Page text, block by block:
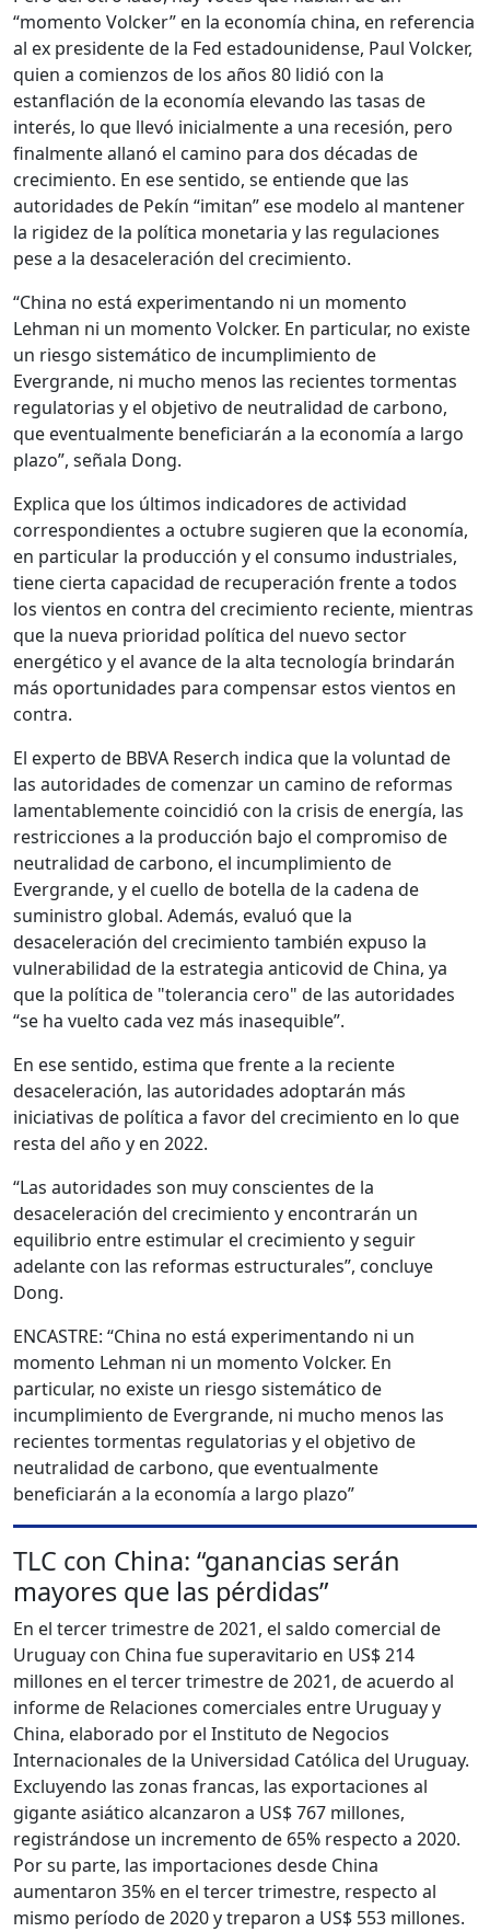
“momento Volcker” en la economía china, en referencia
al ex presidente de la Fed estadounidense, Paul Volcker,
quien a comienzos de los años 80 lidió con la
estanflación de la economía elevando las tasas de
interés, lo que llevó inicialmente a una recesión, pero
finalmente allanó el camino para dos décadas de
crecimiento. En ese sentido, se entiende que las
autoridades de Pekín “imitan” ese modelo al mantener
la rigidez de la política monetaria y las regulaciones
pese a la desaceleración del crecimiento.
“China no está experimentando ni un momento
Lehman ni un momento Volcker. En particular, no existe
un riesgo sistemático de incumplimiento de
Evergrande, ni mucho menos las recientes tormentas
regulatorias y el objetivo de neutralidad de carbono,
que eventualmente beneficiarán a la economía a largo
plazo”, señala Dong.
Explica que los últimos indicadores de actividad
correspondientes a octubre sugieren que la economía,
en particular la producción y el consumo industriales,
tiene cierta capacidad de recuperación frente a todos
los vientos en contra del crecimiento reciente, mientras
que la nueva prioridad política del nuevo sector
energético y el avance de la alta tecnología brindarán
más oportunidades para compensar estos vientos en
contra.
El experto de BBVA Reserch indica que la voluntad de
las autoridades de comenzar un camino de reformas
lamentablemente coincidió con la crisis de energía, las
restricciones a la producción bajo el compromiso de
neutralidad de carbono, el incumplimiento de
Evergrande, y el cuello de botella de la cadena de
suministro global. Además, evaluó que la
desaceleración del crecimiento también expuso la
vulnerabilidad de la estrategia anticovid de China, ya
que la política de "tolerancia cero" de las autoridades
“se ha vuelto cada vez más inasequible”.
En ese sentido, estima que frente a la reciente
desaceleración, las autoridades adoptarán más
iniciativas de política a favor del crecimiento en lo que
resta del año y en 2022.
“Las autoridades son muy conscientes de la
desaceleración del crecimiento y encontrarán un
equilibrio entre estimular el crecimiento y seguir
adelante con las reformas estructurales”, concluye
Dong.
ENCASTRE: “China no está experimentando ni un
momento Lehman ni un momento Volcker. En
particular, no existe un riesgo sistemático de
incumplimiento de Evergrande, ni mucho menos las
recientes tormentas regulatorias y el objetivo de
neutralidad de carbono, que eventualmente
beneficiarán a la economía a largo plazo”
TLC con China: “ganancias serán
mayores que las pérdidas”
En el tercer trimestre de 2021, el saldo comercial de
Uruguay con China fue superavitario en US$ 214
millones en el tercer trimestre de 2021, de acuerdo al
informe de Relaciones comerciales entre Uruguay y
China, elaborado por el Instituto de Negocios
Internacionales de la Universidad Católica del Uruguay.
Excluyendo las zonas francas, las exportaciones al
gigante asiático alcanzaron a US$ 767 millones,
registrándose un incremento de 65% respecto a 2020.
Por su parte, las importaciones desde China
aumentaron 35% en el tercer trimestre, respecto al
mismo período de 2020 y treparon a US$ 553 millones.